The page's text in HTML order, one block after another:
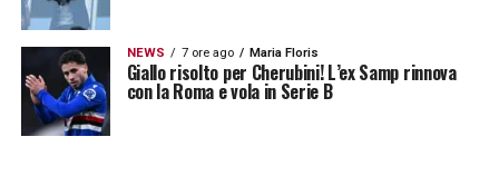
NEWS 7 ore ago Maria Floris
Giallo risolto per Cherubini! L’ex Samp rinnova
con la Roma e vola in Serie B